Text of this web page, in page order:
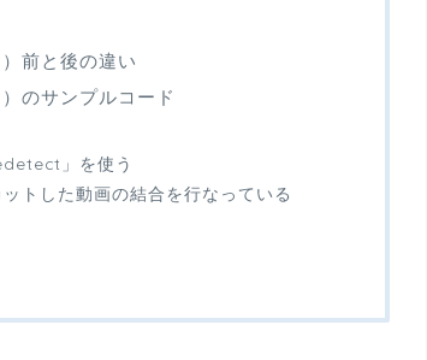
前と後の違い
のサンプルコード
」を使う
トした動画の結合を行なっている